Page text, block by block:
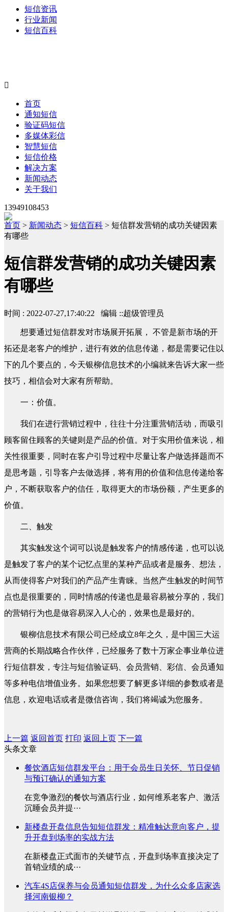
短信资讯
行业新闻
短信百科

首页
通知短信
验证码短信
多媒体彩信
智慧短信
短信价格
解决方案
新闻动态
关于我们
13949108453
首页 > 新闻动态 > 短信百科 > 短信群发营销的成功关键因素
有哪些
短信群发营销的成功关键因素
有哪些
时间 : 2022-07-27,17:40:22 编辑 ::超级管理员
想要通过短信群发对市场展开拓展， 不管是新市场的开
拓还是老客户的维护，进行有效的信息传递，都是需要记住以
下的几个要点的，今天银柳信息技术的小编就来告诉大家一些
技巧，相信会对大家有所帮助。
一：价值。
我们在进行营销过程中，往往十分注重营销活动，而吸引
顾客留住顾客的关键则是产品的价值。对于实用价值来说，相
关性很重要，同时在客户引导过程中尽量让客户做选择题而不
是思考题，引导客户去做选择，将有用的价值和信息传递给客
户，不断获取客户的信任，取得更大的市场份额，产生更多的
价值。
二、触发
其实触发这个词可以说是触发客户的情感传递，也可以说
是触发了客户的某个记忆点里的某种产品或者是服务、想法，
从而使得客户对我们的产品产生青睐。当然产生触发的时间节
点也是很重要的，同时情感的传递也是最容易被分享的，我们
的营销行为也是做容易深入人心的，效果也是最好的。
银柳信息技术有限公司已经成立8年之久，是中国三大运
营商的长期战略合作伙伴，已经服务了数十万家企事业单位进
行短信群发，专注与短信验证码、会员营销、彩信、会员通知
等多种电信增值业务。如果您想要了解更多详细的参数或者是
信息，欢迎电话或者是微信咨询，我们将竭诚为您服务。
上一篇 返回首页 打印 返回上页 下一篇
头条文章
餐饮酒店短信群发平台：用于会员生日关怀、节日促销
与预订确认的通知方案
在竞争激烈的餐饮与酒店行业，如何维系老客户、激活
沉睡会员并提···
新楼盘开盘信息告知短信群发：精准触达意向客户，提
升开盘到场率的实战方法
在新楼盘正式面市的关键节点，开盘到场率直接决定了
首销业绩的成···
汽车4S店保养与会员通知短信群发，为什么众多店家选
择河南银柳？